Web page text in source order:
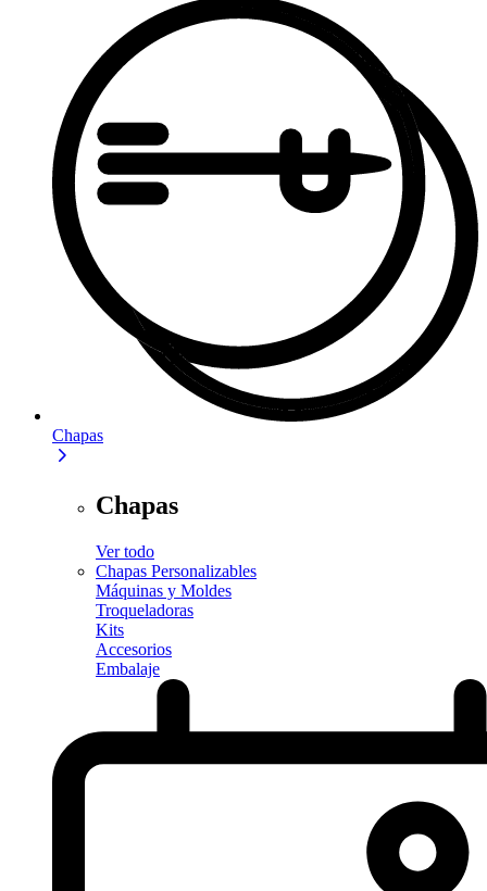
Chapas
Chapas
Ver todo
Chapas Personalizables
Máquinas y Moldes
Troqueladoras
Kits
Accesorios
Embalaje